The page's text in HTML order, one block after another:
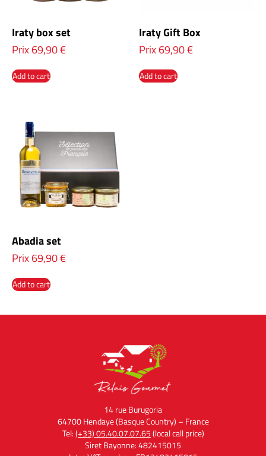
Iraty box set
Prix69,90€
Add to cart
Iraty Gift Box
Prix69,90€
Add to cart
Abadia set
Prix69,90€
Add to cart
14 rue Burugoria
64700 Hendaye (Basque Country) – France
Tel:(+33) 05.40.07.07.65(local call price)
Siret Bayonne: 482415015